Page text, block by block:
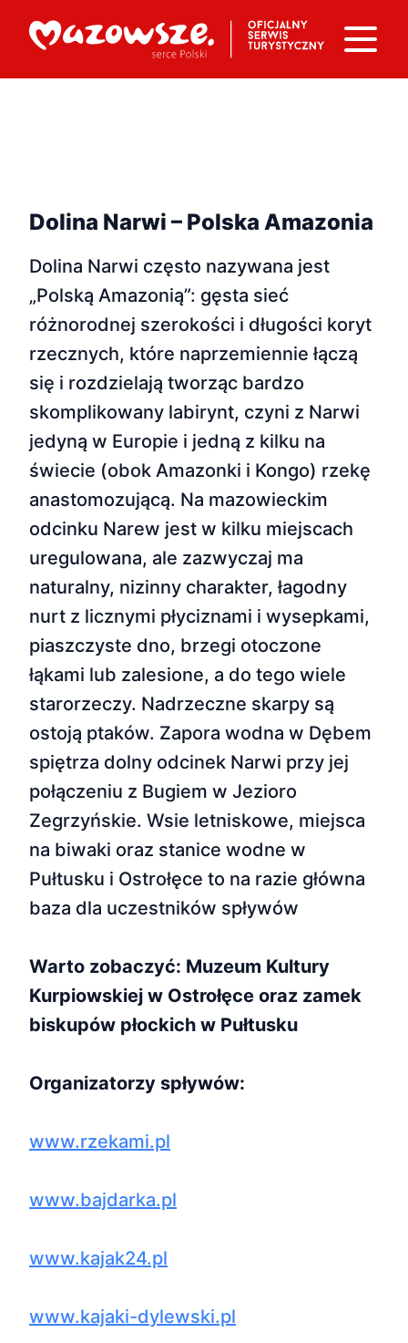
Dolina Narwi – Polska Amazonia
Dolina Narwi często nazywana jest
„Polską Amazonią”: gęsta sieć
różnorodnej szerokości i długości koryt
rzecznych, które naprzemiennie łączą
się i rozdzielają tworząc bardzo
skomplikowany labirynt, czyni z Narwi
jedyną w Europie i jedną z kilku na
świecie (obok Amazonki i Kongo) rzekę
anastomozującą. Na mazowieckim
odcinku Narew jest w kilku miejscach
uregulowana, ale zazwyczaj ma
naturalny, nizinny charakter, łagodny
nurt z licznymi płyciznami i wysepkami,
piaszczyste dno, brzegi otoczone
łąkami lub zalesione, a do tego wiele
starorzeczy. Nadrzeczne skarpy są
ostoją ptaków. Zapora wodna w Dębem
spiętrza dolny odcinek Narwi przy jej
połączeniu z Bugiem w Jezioro
Zegrzyńskie. Wsie letniskowe, miejsca
na biwaki oraz stanice wodne w
Pułtusku i Ostrołęce to na razie główna
baza dla uczestników spływów
Warto zobaczyć: Muzeum Kultury
Kurpiowskiej w Ostrołęce oraz zamek
biskupów płockich w Pułtusku
Organizatorzy spływów:
www.rzekami.pl
www.bajdarka.pl
www.kajak24.pl
www.kajaki-dylewski.pl